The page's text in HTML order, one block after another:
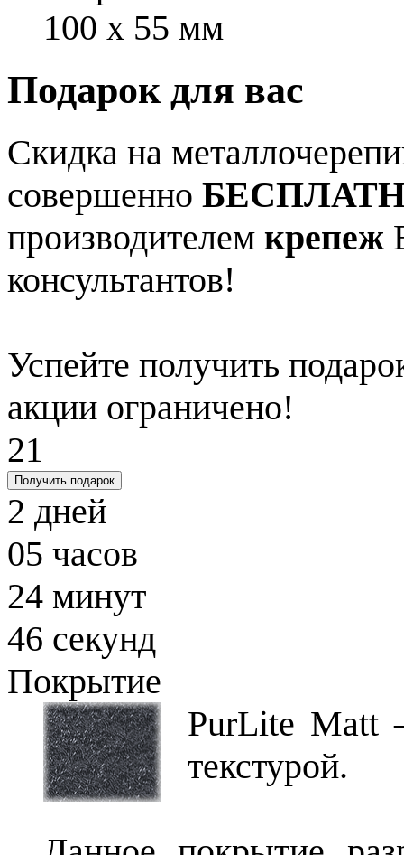
100 x 55 мм
Подарок для вас
Скидка на
совершенно
производителем крепеж
консультантов!
Успейте получить
акции ограничено!
21
Получить подарок
2 дней
05 часов
24 минут
45 секунд
Покрытие
PurLite Matt
текстурой.